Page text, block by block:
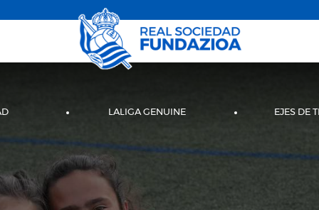
LALIGA GENUINE EJES DE